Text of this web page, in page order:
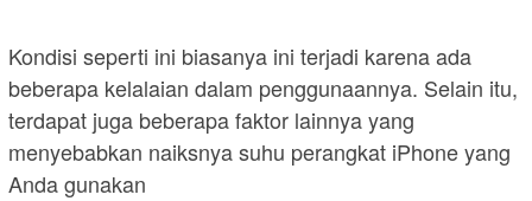
Kondisi seperti ini biasanya ini terjadi karena ada
beberapa kelalaian dalam penggunaannya. Selain itu,
terdapat juga beberapa faktor lainnya yang
menyebabkan naiksnya suhu perangkat iPhone yang
Anda gunakan